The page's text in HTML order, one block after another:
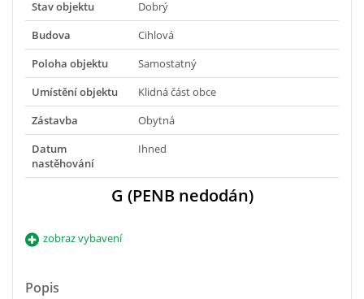
Stav objektu
Dobrý
Budova
Cihlová
Poloha objektu
Samostatný
Umístění objektu
Klidná část obce
Zástavba
Obytná
Datum
nastěhování
Ihned
G (PENB nedodán)
zobraz vybavení
Popis